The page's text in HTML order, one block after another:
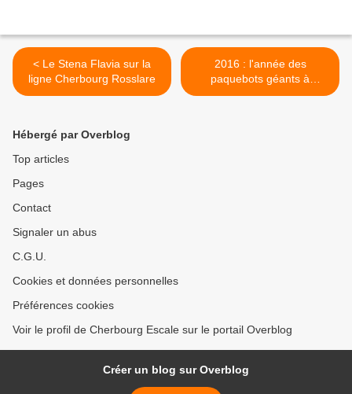
< Le Stena Flavia sur la
ligne Cherbourg Rosslare
2016 : l'année des
paquebots géants à
Cherbourg >
Hébergé par Overblog
Top articles
Pages
Contact
Signaler un abus
C.G.U.
Cookies et données personnelles
Préférences cookies
Voir le profil de Cherbourg Escale sur le portail Overblog
Créer un blog sur Overblog